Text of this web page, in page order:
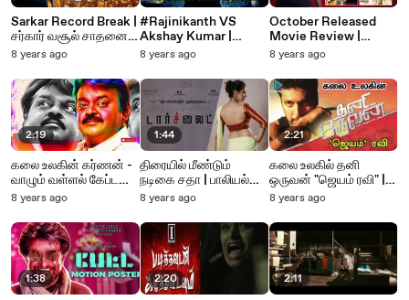
Sarkar Record Break |
சர்கார் வசூல் சாதனை -
வேற லெவல்
8 years ago
2:19
கலை உலகின் கர்ணன் -
வாழும் வள்ளல் கேப்டன்
விஜயகாந்த்
8 years ago
1:38
#Rajinikanth VS
Akshay Kumar |
Robot 2 0 Interesting
8 years ago
1:44
திரையில் மீண்டும்
நடிகை சதா | பாலியல்
தொழில் பற்றிய
#Sadha #TorchLight
8 years ago
2:20
October Released
Movie Review |
#Jarugandi | #Genius
#Sandakoli2
8 years ago
2:21
கலை உலகில் தனி
ஒருவன் "ஜெயம் ரவி" |
கடந்து வந்த திரை
8 years ago
2:11